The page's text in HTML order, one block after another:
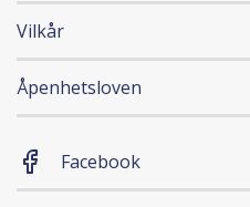
Vilkår
Åpenhetsloven
Facebook